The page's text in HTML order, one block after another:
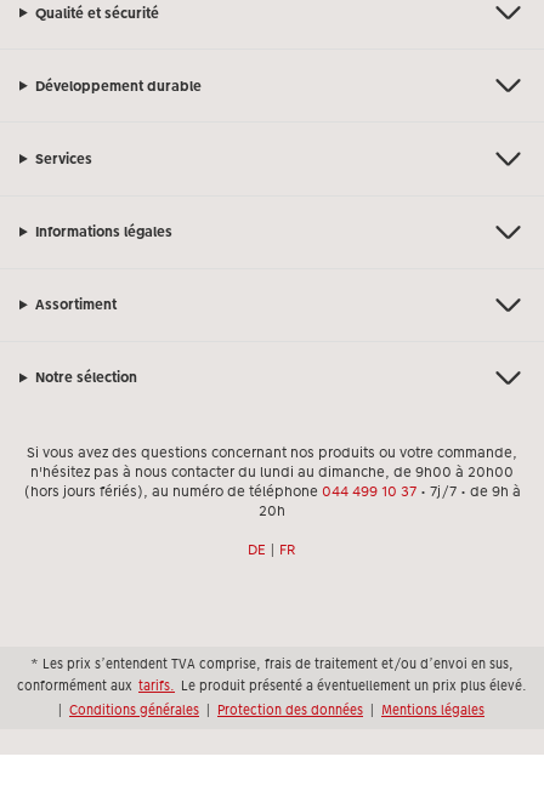
Qualité et sécurité
Développement durable
Services
Informations légales
Assortiment
Notre sélection
Si vous avez des questions concernant nos produits ou votre commande,
n'hésitez pas à nous contacter du lundi au dimanche, de 9h00 à 20h00
(hors jours fériés), au numéro de téléphone 044 499 10 37• 7j/7 • de 9h à
20h
DE | FR
* Les prix s’entendent TVA comprise, frais de traitement et/ou d’envoi en sus,
conformément aux tarifs. Le produit présenté a éventuellement un prix plus élevé.
| Conditions générales | Protection des données | Mentions légales